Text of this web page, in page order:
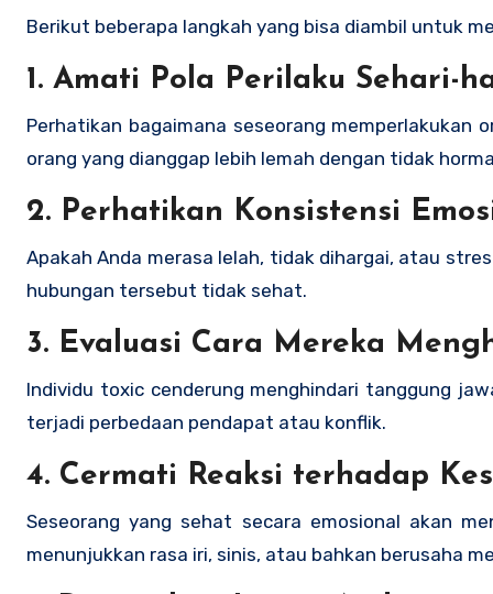
Berikut beberapa langkah yang bisa diambil untuk
1. Amati Pola Perilaku Sehari-
Perhatikan bagaimana seseorang memperlakukan
orang yang dianggap lebih lemah dengan tidak
2. Perhatikan Konsistensi
Apakah Anda merasa lelah, tidak dihargai, atau
hubungan tersebut tidak sehat.
3. Evaluasi Cara Mereka
Individu toxic cenderung menghindari tanggung
terjadi perbedaan pendapat atau konflik.
4. Cermati Reaksi terhadap
Seseorang yang sehat secara emosional akan
menunjukkan rasa iri, sinis, atau bahkan berusaha